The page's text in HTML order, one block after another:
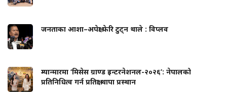
जनताका आशा–अपेक्षा फेरि टुट्न थाले : विप्लव
म्यान्मारमा ‘मिसेस ग्राण्ड इन्टरनेशनल-२०२६’: नेपालको
प्रतिनिधित्व गर्न प्रतिक्षा थापा प्रस्थान